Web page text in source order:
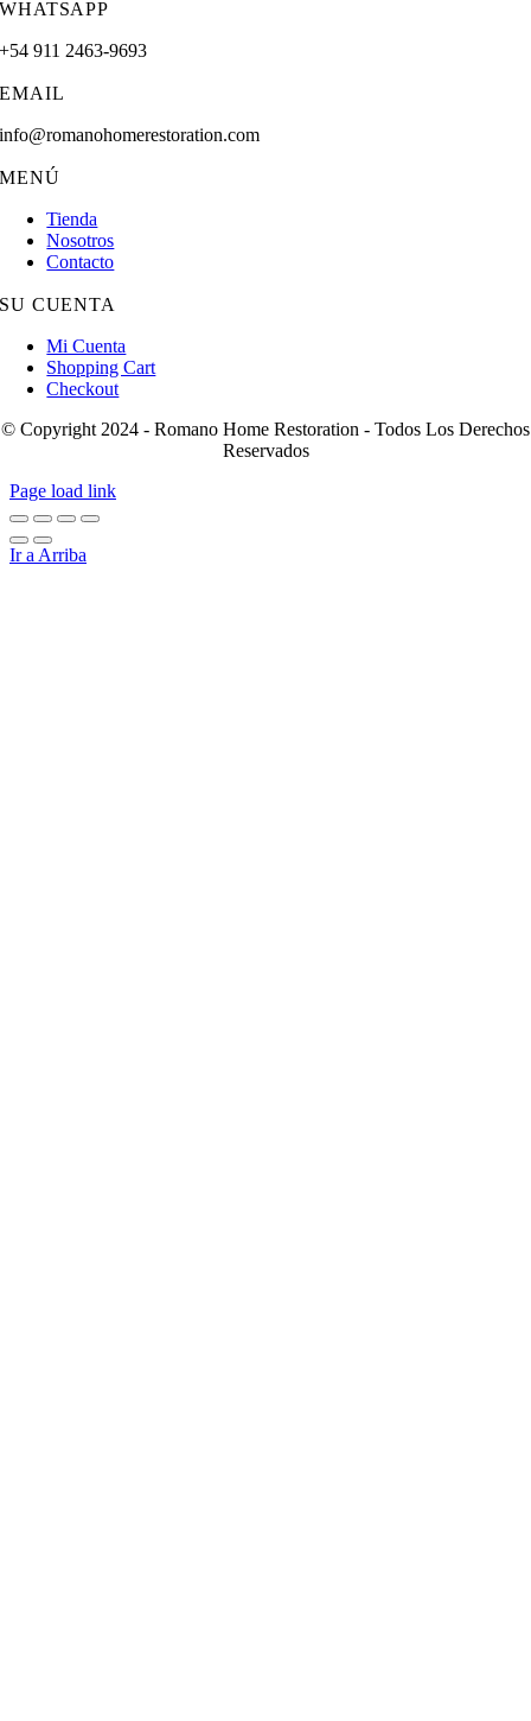
WHATSAPP
+54 911 2463-9693
EMAIL
info@romanohomerestoration.com
MENÚ
Tienda
Nosotros
Contacto
SU CUENTA
Mi Cuenta
Shopping Cart
Checkout
© Copyright 2024 - Romano Home Restoration - Todos Los Derechos
Reservados
Page load link
Ir a Arriba